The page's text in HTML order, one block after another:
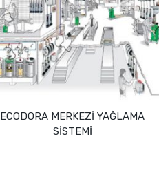
ECODORA MERKEZİ YAĞLAMA
SİSTEMİ